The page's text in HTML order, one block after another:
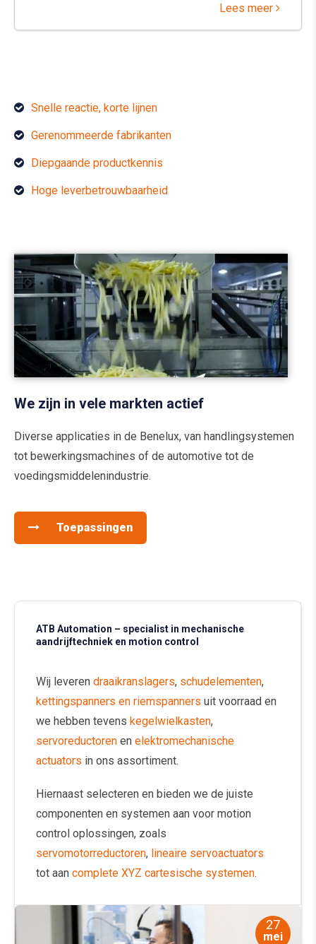
Lees meer
Snelle reactie, korte lijnen
Gerenommeerde fabrikanten
Diepgaande productkennis
Hoge leverbetrouwbaarheid
We zijn in vele markten actief
Diverse applicaties in de Benelux, van handlingsystemen
tot bewerkingsmachines of de automotive tot de
voedingsmiddelenindustrie.
Toepassingen
ATB Automation – specialist in mechanische
aandrijftechniek en motion control
Wij leveren draaikranslagers, schudelementen,
kettingspanners en riemspanners uit voorraad en
we hebben tevens kegelwielkasten,
servoreductoren en elektromechanische
actuators in ons assortiment.
Hiernaast selecteren en bieden we de juiste
componenten en systemen aan voor motion
control oplossingen, zoals
servomotorreductoren, lineaire servoactuators
tot aan complete XYZ cartesische systemen.
27
mei